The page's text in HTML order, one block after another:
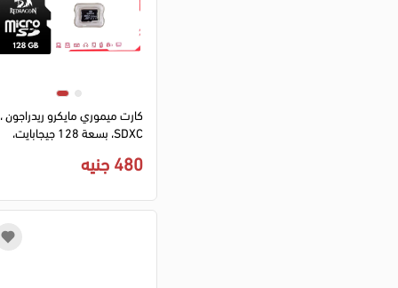
كارت ميموري مايكرو ريدراجون ،
SDXC، بسعة 128 جيجابايت،
480 جنيه